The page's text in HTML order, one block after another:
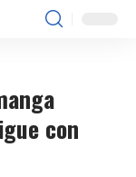
con